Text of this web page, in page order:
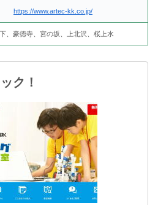
https://www.artec-kk.co.jp/
、豪徳寺、宮の坂、上北沢、桜上水
ク！